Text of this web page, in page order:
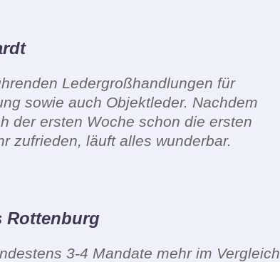
Ledergroßhandlungen für
sowie auch Objektleder. Nachdem
der ersten Woche schon die ersten
zufrieden, läuft alles wunderbar.
Rottenburg
3-4 Mandate mehr im Vergleich